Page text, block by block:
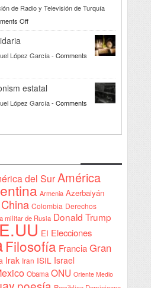
de Radio y Televisión de Turquía
Offon
Türkiye
la
a
la
Yeda
en
Sudán
López García- Comments
estatal
López García- Comments
del SurAmérica
Armenia Azerbaiyán
China Colombia Derechos
militar de Rusia Donald Trump
EI Elecciones
Filosofía Francia Gran
Irak Iran ISIL Israel
Obama ONU Oriente Medio